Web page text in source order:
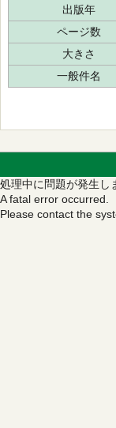
出版年
ページ数
大きさ
一般件名
処理中に問題が発生し
A fatal error occurred.
Please contact the